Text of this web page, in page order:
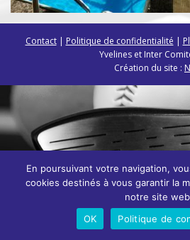
Contact| Politique de confidentialité |
Yvelines et Inter
Création du site :
En poursuivant votre navigation,
cookies destinés à vous garantir la
notre site
OK
Politique de